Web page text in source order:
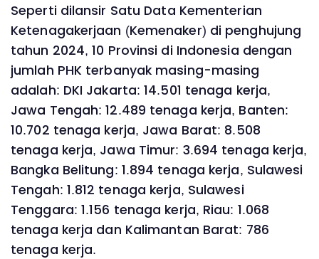
Seperti dilansir Satu Data Kementerian
Ketenagakerjaan (Kemenaker) di penghujung
tahun 2024, 10 Provinsi di Indonesia dengan
jumlah PHK terbanyak masing-masing
adalah: DKI Jakarta: 14.501 tenaga kerja,
Jawa Tengah: 12.489 tenaga kerja, Banten:
10.702 tenaga kerja, Jawa Barat: 8.508
tenaga kerja, Jawa Timur: 3.694 tenaga kerja,
Bangka Belitung: 1.894 tenaga kerja, Sulawesi
Tengah: 1.812 tenaga kerja, Sulawesi
Tenggara: 1.156 tenaga kerja, Riau: 1.068
tenaga kerja dan Kalimantan Barat: 786
tenaga kerja.